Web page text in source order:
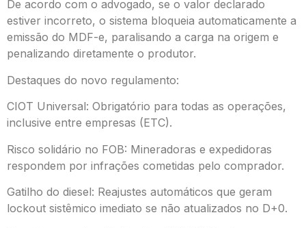
De acordo com o advogado, se o valor declarado
estiver incorreto, o sistema bloqueia automaticamente a
emissão do MDF-e, paralisando a carga na origem e
penalizando diretamente o produtor.
Destaques do novo regulamento:
CIOT Universal: Obrigatório para todas as operações,
inclusive entre empresas (ETC).
Risco solidário no FOB: Mineradoras e expedidoras
respondem por infrações cometidas pelo comprador.
Gatilho do diesel: Reajustes automáticos que geram
lockout sistêmico imediato se não atualizados no D+0.